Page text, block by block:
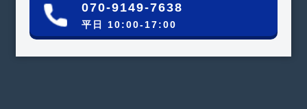
070-9149-7638
平日 10:00-17:00